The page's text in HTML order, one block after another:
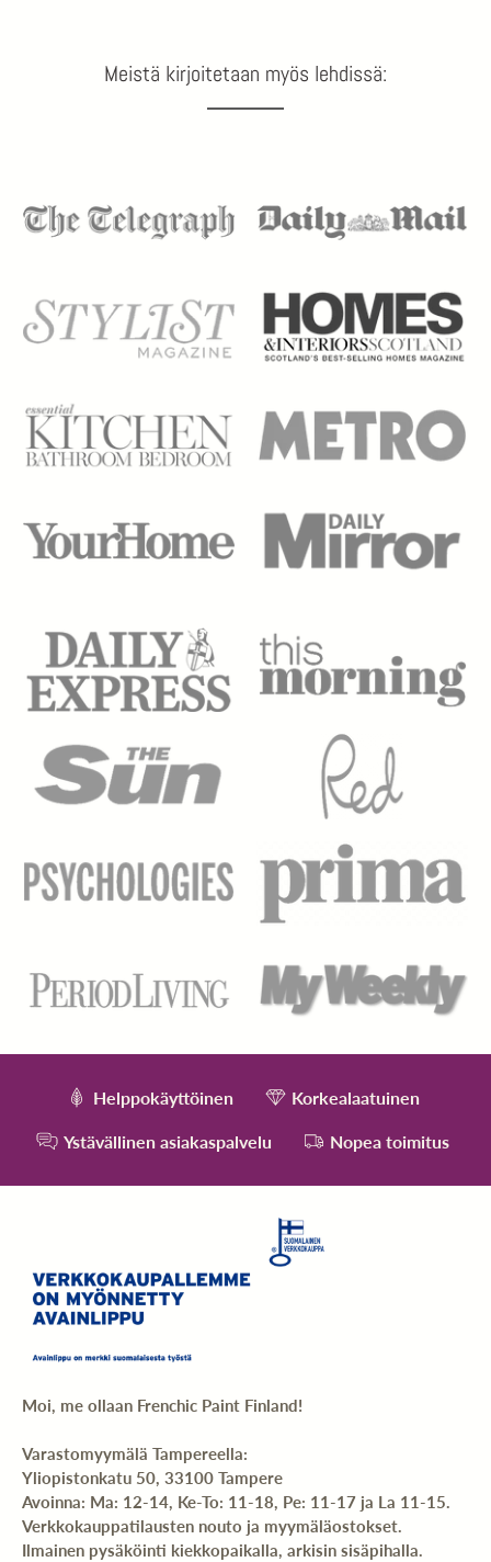
Meistä kirjoitetaan myös lehdissä:
Helppokäyttöinen Korkealaatuinen
Ystävällinen asiakaspalvelu Nopea toimitus
Moi, me ollaan Frenchic Paint Finland!
Varastomyymälä Tampereella:
Yliopistonkatu 50, 33100 Tampere
Avoinna: Ma: 12-14, Ke-To: 11-18, Pe: 11-17 ja La 11-15.
Verkkokauppatilausten nouto ja myymäläostokset.
Ilmainen pysäköinti kiekkopaikalla, arkisin sisäpihalla.